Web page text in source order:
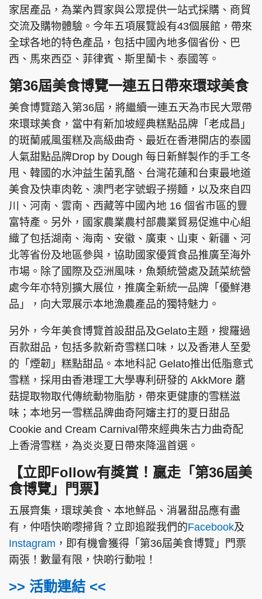
家居產品，為業內買家與公眾提供一站式採購、商貿
交流及購物體驗。今年五項展覽設有43個展館，帶來
全球各地的特色產品，包括中國內地多個省份、巴
西、馬來西亞、菲律賓、斯里蘭卡、泰國等。
第36屆美食博覽一連五日帶來環球美食
美食博覽踏入第36屆，將繼續一連五天為市民大眾帶
來環球美食，當中有新加坡經典糕點品牌「老成昌」
的斑蘭戚風蛋糕及高級曲奇、最近在香港開店的泰國
人氣甜點品牌Drop by Dough 每日新鮮製作的手工冬
甩、韓國的水沖益生菌乳酪、台灣花蓮和台東最地道
美食及快車肉乾、澳門老字號蝦子撈麵，以及來自四
川、河南、雲南、西藏等中國內地 16 個省市區的豐
富特產。另外，國家農業農村部農業貿易促進中心組
織了包括湖南、海南、安徽、廣東、山東、新疆、河
北等省份及地區參與，協助國家優質食品推廣至海外
市場。除了國際及亞洲風味，魚類統營處及蔬菜統營
處今年亦特別擴大展位，推廣全新統一品牌「優鮮港
品」，向大眾展示本地漁農產品的獨特魅力。
另外，今年美食博覽首設甜品及Gelato主題，搜羅過
百款甜品，包括多款新奇雪糕口味，以及香港人至愛
的「煙韌」糕點甜品。本地科記 Gelato推出低脂意式
雪糕，採用由香港理工大學專利研發的 AkkMore 蘑
菇提取物取代傳統動物脂肪，帶來更健康的雪糕滋
味；本地另一雪糕品牌曲奇阿嬸主打的夏日甜品
Cookie and Cream Carnival帶來經典朱古力曲奇配
上香滑雪糕，為炎炎夏日帶來降溫首選。
【立即Follow有獎賞！贏走「第36屆美
食博覽」門票】
五展齊集，環球美食、本地鮮品、消暑甜品應有盡
有，仲唔快啲嚟掃貨？立即追蹤我們的Facebook及
Instagram ，即有機會獲得「第36屆美食博覽」門票
兩張！數量有限，快啲行動啦！
>> 活動連結 <<